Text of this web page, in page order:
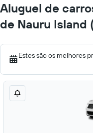
Aluguel de
de Nauru Island
Estes são os melhores